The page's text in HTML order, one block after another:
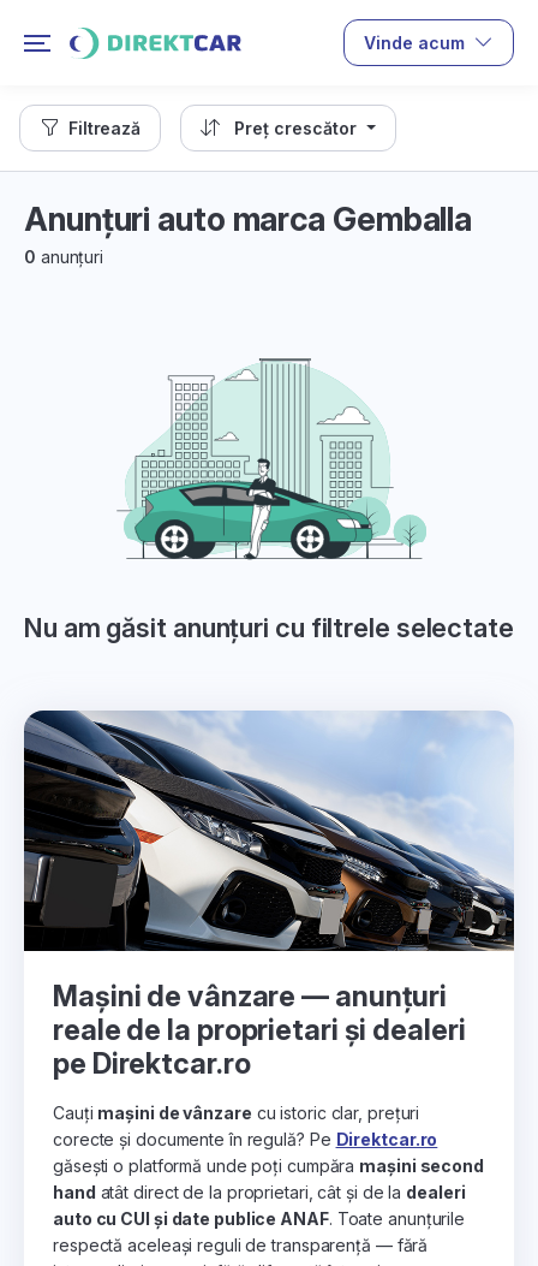
Vinde acum
Filtrează Preț crescător
Anunțuri auto marca Gemballa
0 anunțuri
Nu am găsit anunțuri cu filtrele selectate
Mașini de vânzare — anunțuri
reale de la proprietari și dealeri
pe Direktcar.ro
Cauți mașini de vânzare cu istoric clar, prețuri
corecte și documente în regulă? Pe Direktcar.ro
găsești o platformă unde poți cumpăra mașini second
hand atât direct de la proprietari, cât și de la dealeri
auto cu CUI și date publice ANAF. Toate anunțurile
respectă aceleași reguli de transparență — fără